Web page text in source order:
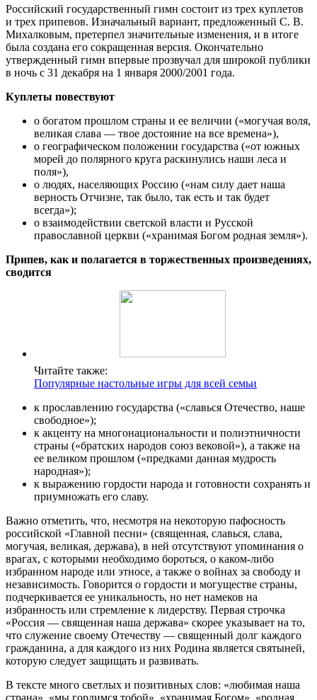
Российский государственный гимн состоит из трех куплетов
и трех припевов. Изначальный вариант, предложенный С. В.
Михалковым, претерпел значительные изменения, и в итоге
была создана его сокращенная версия. Окончательно
утвержденный гимн впервые прозвучал для широкой публики
в ночь с 31 декабря на 1 января 2000/2001 года.
Куплеты повествуют
о богатом прошлом страны и ее величии («могучая воля,
великая слава — твое достояние на все времена»),
о географическом положении государства («от южных
морей до полярного круга раскинулись наши леса и
поля»),
о людях, населяющих Россию («нам силу дает наша
верность Отчизне, так было, так есть и так будет
всегда»);
о взаимодействии светской власти и Русской
православной церкви («хранимая Богом родная земля»).
Припев, как и полагается в торжественных произведениях,
сводится
Читайте также:
Популярные настольные игры для всей семьи
к прославлению государства («славься Отечество, наше
свободное»);
к акценту на многонациональности и полиэтничности
страны («братских народов союз вековой»), а также на
ее великом прошлом («предками данная мудрость
народная»);
к выражению гордости народа и готовности сохранять и
приумножать его славу.
Важно отметить, что, несмотря на некоторую пафосность
российской «Главной песни» (священная, славься, слава,
могучая, великая, держава), в ней отсутствуют упоминания о
врагах, с которыми необходимо бороться, о каком-либо
избранном народе или этносе, а также о войнах за свободу и
независимость. Говорится о гордости и могуществе страны,
подчеркивается ее уникальность, но нет намеков на
избранность или стремление к лидерству. Первая строчка
«Россия — священная наша держава» скорее указывает на то,
что служение своему Отечеству — священный долг каждого
гражданина, а для каждого из них Родина является святыней,
которую следует защищать и развивать.
В тексте много светлых и позитивных слов: «любимая наша
страна», «мы гордимся тобой», «хранимая Богом», «родная